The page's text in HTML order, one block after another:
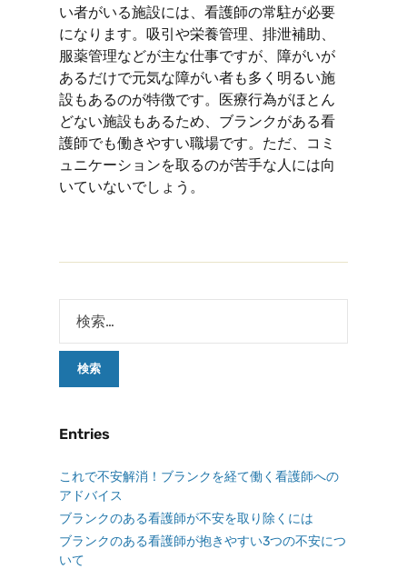
い者がいる施設には、看護師の常駐が必要
になります。吸引や栄養管理、排泄補助、
服薬管理などが主な仕事ですが、障がいが
あるだけで元気な障がい者も多く明るい施
設もあるのが特徴です。医療行為がほとん
どない施設もあるため、ブランクがある看
護師でも働きやすい職場です。ただ、コミ
ュニケーションを取るのが苦手な人には向
いていないでしょう。
Entries
これで不安解消！ブランクを経て働く看護師への
アドバイス
ブランクのある看護師が不安を取り除くには
ブランクのある看護師が抱きやすい3つの不安につ
いて